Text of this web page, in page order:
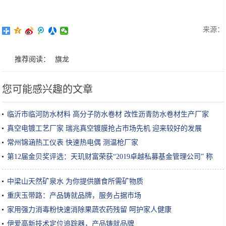
来源：
推荐阅读： 旗龙
您可能感兴趣的文章
临沂市临河防水材料 高分子防水卷材 改性沥青防水卷材生产厂家
真空电镀工艺厂家 瑞兆真空镀膜抢占市场先机 迎来较好的发展
常州锦涵热工仪表 快速热电偶 测温枪厂家
第12届金贝奖评选：天玑财富荣获“2019卓越私募基金管理公司” 称
号
中梁山天然矿泉水 为你提供膳食所需矿物质
重庆玉带路：产品铸就品牌，服务占据市场
家用强力消毒粉快速消除果蔬农药残留 呵护家人健康
伊爱高新技术定位追踪器，产品铸就品牌